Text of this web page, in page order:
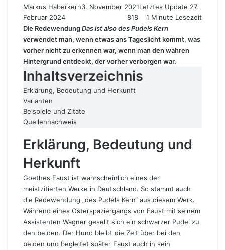
Markus Haberkern3. November 2021Letztes Update 27.
Februar 2024
818
1 Minute Lesezeit
Die RedewendungDas ist also des Pudels Kern
verwendet man, wenn etwas ans Tageslicht kommt, was
vorher nicht zu erkennen war, wenn man den wahren
Hintergrund entdeckt, der vorher verborgen war.
Inhaltsverzeichnis
Erklärung, Bedeutung und Herkunft
Varianten
Beispiele und Zitate
Quellennachweis
Erklärung, Bedeutung und
Herkunft
Goethes Faust ist wahrscheinlich eines der
meistzitierten Werke in Deutschland. So stammt auch
die Redewendung „des Pudels Kern“ aus diesem Werk.
Während eines Osterspaziergangs von Faust mit seinem
Assistenten Wagner gesellt sich ein schwarzer Pudel zu
den beiden. Der Hund bleibt die Zeit über bei den
beiden und begleitet später Faust auch in sein